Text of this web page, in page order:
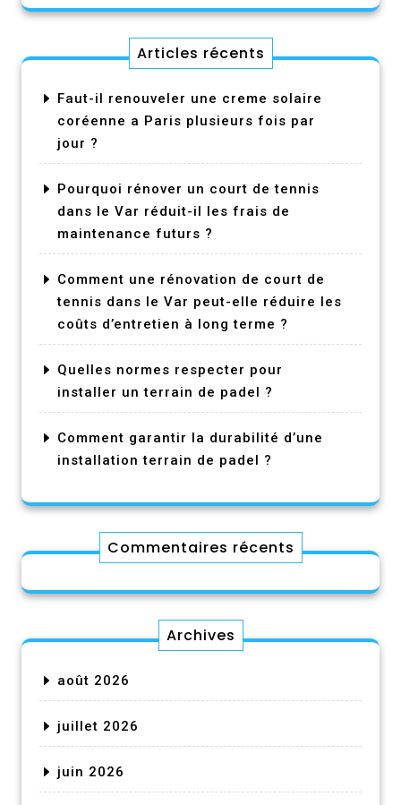
Articles récents
Faut-il renouveler une creme solaire
coréenne a Paris plusieurs fois par
jour ?
Pourquoi rénover un court de tennis
dans le Var réduit-il les frais de
maintenance futurs ?
Comment une rénovation de court de
tennis dans le Var peut-elle réduire les
coûts d’entretien à long terme ?
Quelles normes respecter pour
installer un terrain de padel ?
Comment garantir la durabilité d’une
installation terrain de padel ?
Commentaires récents
Archives
août 2026
juillet 2026
juin 2026